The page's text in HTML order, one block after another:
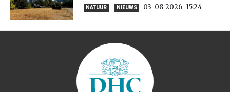
NATUUR NIEUWS 03-08-2026 15:24